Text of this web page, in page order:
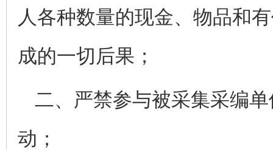
人各种数量的现金、物品和
成的一切后果；
二、严禁参与被采集采编
动；